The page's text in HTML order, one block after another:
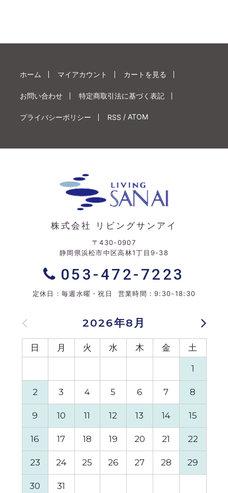
ホーム マイアカウント カートを見る
お問い合わせ 特定商取引法に基づく表記
プライバシーポリシー RSS / ATOM
2026年8月
日 月 火 水 木 金 土
1
2 3 4 5 6 7 8
9 10 11 12 13 14 15
16 17 18 19 20 21 22
23 24 25 26 27 28 29
30 31
株式会社 リビングサンアイ
〒430-0907
静岡県浜松市中区高林1丁目9-38
053-472-7223
定休日：毎週水曜・祝日 営業時間：9:30-18:30